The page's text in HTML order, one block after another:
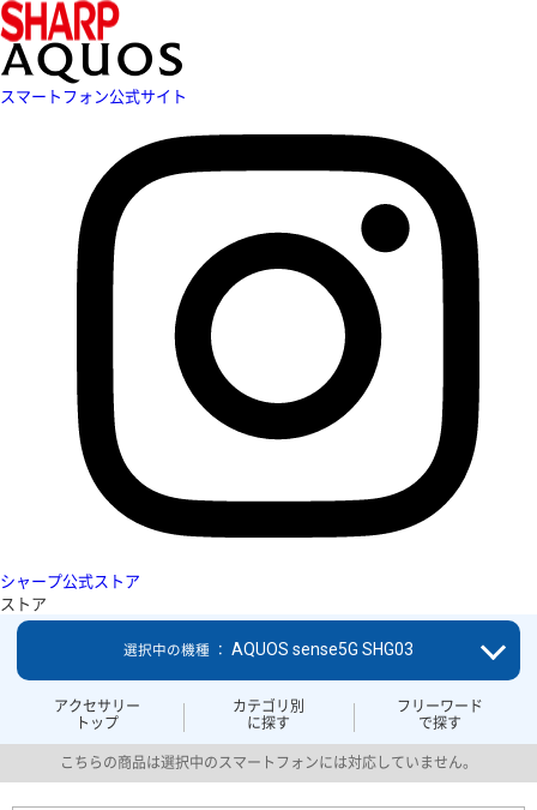
スマートフォン公式サイト
シャープ公式ストア
ストア
アクセサリー
トップ
カテゴリ別
に探す
フリーワード
で探す
選択中の機種 ： AQUOS sense5G SHG03
こちらの商品は選択中のスマートフォンには対応していません。